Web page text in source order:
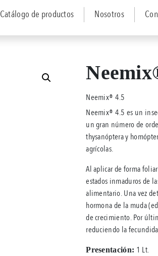
Catálogo de productos Nosotros
Neemix® 4.5
Neemix® 4.5 es un
un gran número de
thysanóptera y
agrícolas.
Al aplicar de forma
estados inmaduros de
alimentario. Una vez
hormona de la muda
de crecimiento. Por
reduciendo la
Presentación: 1 Lt.